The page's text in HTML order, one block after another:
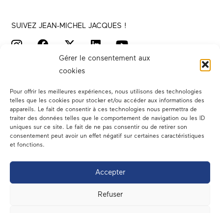
Gérer le consentement aux
cookies
Pour offrir les meilleures expériences, nous utilisons des technologies
telles que les cookies pour stocker et/ou accéder aux informations des
appareils. Le fait de consentir à ces technologies nous permettra de
traiter des données telles que le comportement de navigation ou les ID
uniques sur ce site. Le fait de ne pas consentir ou de retirer son
consentement peut avoir un effet négatif sur certaines caractéristiques
et fonctions.
Accepter
Refuser
SUIVEZ JEAN-MICHEL JACQUES !
Votre député
Dans les médias
En circonscription